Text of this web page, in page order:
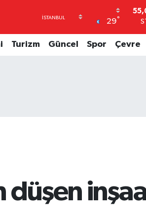
29°
Turizm Güncel Spor Çevre